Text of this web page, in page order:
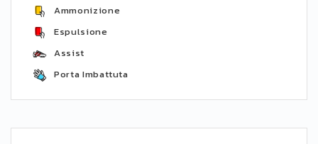
Ammonizione
Espulsione
Assist
Porta Imbattuta